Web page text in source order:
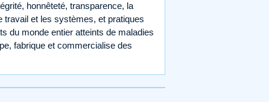
honnêteté, transparence, la
travail et les systèmes, et pratiques
du monde entier atteints de maladies
fabrique et commercialise des